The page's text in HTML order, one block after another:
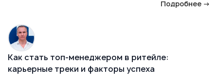
Подробнее →
Как стать топ-менеджером в ритейле:
карьерные треки и факторы успеха